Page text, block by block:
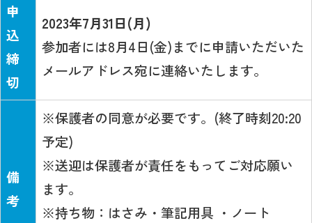
申
込
締
切
2023年7月31日(月)
参加者には8月4日(金)までに申請いただいた
メールアドレス宛に連絡いたします。
備
考
※保護者の同意が必要です。(終了時刻20:20
予定)
※送迎は保護者が責任をもってご対応願い
ます。
※持ち物：はさみ・筆記用具 ・ノート